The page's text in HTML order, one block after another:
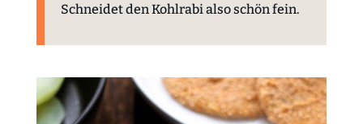
Schneidet den Kohlrabi also schön fein.